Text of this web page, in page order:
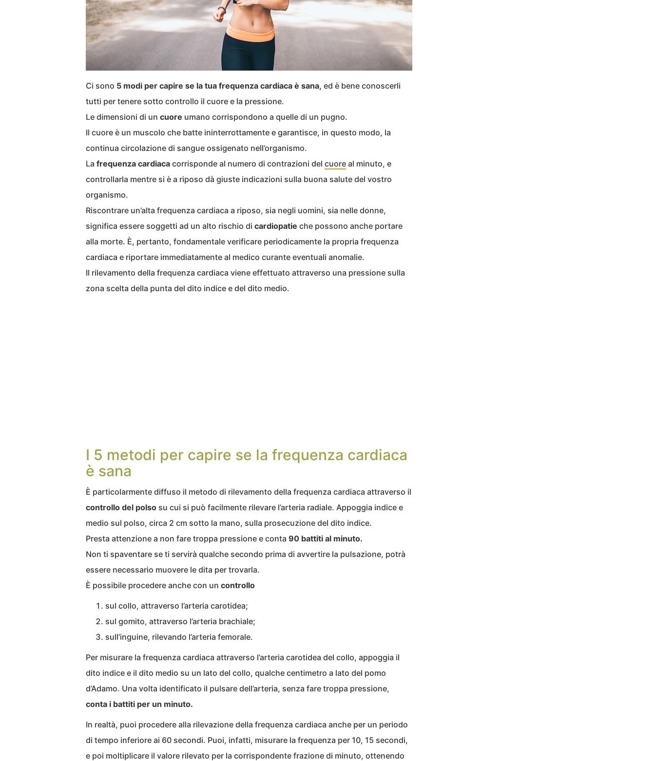
Ci sono 5 modi per capire se la tua frequenza cardiaca è sana, ed è bene conoscerli
tutti per tenere sotto controllo il cuore e la pressione.
Le dimensioni di un cuore umano corrispondono a quelle di un pugno.
Il cuore è un muscolo che batte ininterrottamente e garantisce, in questo modo, la
continua circolazione di sangue ossigenato nell’organismo.
La frequenza cardiaca corrisponde al numero di contrazioni del cuore al minuto, e
controllarla mentre si è a riposo dà giuste indicazioni sulla buona salute del vostro
organismo.
Riscontrare un’alta frequenza cardiaca a riposo, sia negli uomini, sia nelle donne,
significa essere soggetti ad un alto rischio di cardiopatie che possono anche portare
alla morte. È, pertanto, fondamentale verificare periodicamente la propria frequenza
cardiaca e riportare immediatamente al medico curante eventuali anomalie.
Il rilevamento della frequenza cardiaca viene effettuato attraverso una pressione sulla
zona scelta della punta del dito indice e del dito medio.
I 5 metodi per capire se la frequenza cardiaca
è sana
È particolarmente diffuso il metodo di rilevamento della frequenza cardiaca attraverso il
controllo del polso su cui si può facilmente rilevare l’arteria radiale. Appoggia indice e
medio sul polso, circa 2 cm sotto la mano, sulla prosecuzione del dito indice.
Presta attenzione a non fare troppa pressione e conta 90 battiti al minuto.
Non ti spaventare se ti servirà qualche secondo prima di avvertire la pulsazione, potrà
essere necessario muovere le dita per trovarla.
È possibile procedere anche con un controllo
sul collo, attraverso l’arteria carotidea;
sul gomito, attraverso l’arteria brachiale;
sull’inguine, rilevando l’arteria femorale.
Per misurare la frequenza cardiaca attraverso l’arteria carotidea del collo, appoggia il
dito indice e il dito medio su un lato del collo, qualche centimetro a lato del pomo
d’Adamo. Una volta identificato il pulsare dell’arteria, senza fare troppa pressione,
conta i battiti per un minuto.
In realtà, puoi procedere alla rilevazione della frequenza cardiaca anche per un periodo
di tempo inferiore ai 60 secondi. Puoi, infatti, misurare la frequenza per 10, 15 secondi,
e poi moltiplicare il valore rilevato per la corrispondente frazione di minuto, ottenendo